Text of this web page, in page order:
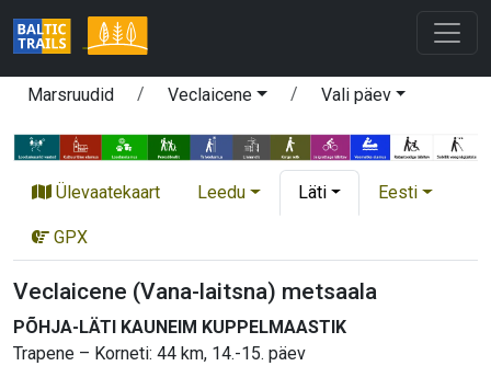
Marsruudid Veclaicene Vali päev
Ülevaatekaart Leedu Läti Eesti
GPX
Veclaicene (Vana-laitsna) metsaala
PÕHJA-LÄTI KAUNEIM KUPPELMAASTIK
Trapene – Korneti: 44 km, 14.-15. päev